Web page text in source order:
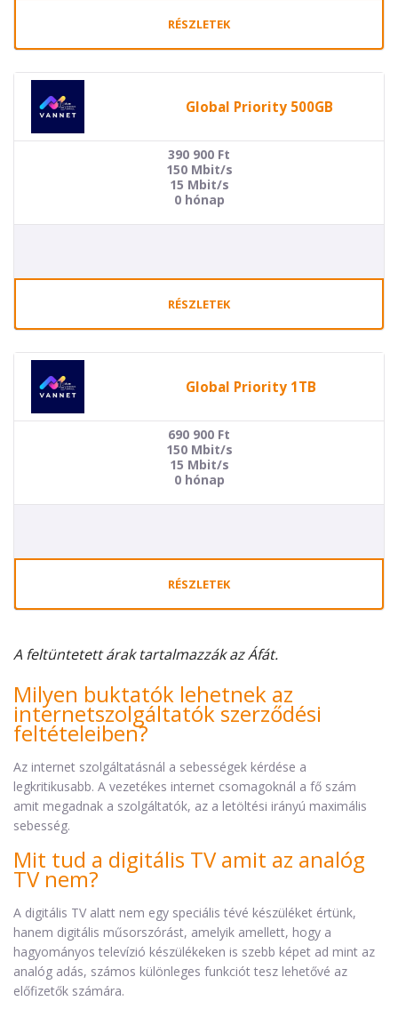
RÉSZLETEK
Global Priority 500GB
390 900 Ft
150 Mbit/s
15 Mbit/s
0 hónap
RÉSZLETEK
Global Priority 1TB
690 900 Ft
150 Mbit/s
15 Mbit/s
0 hónap
RÉSZLETEK
A feltüntetett árak tartalmazzák az Áfát.
Milyen buktatók lehetnek az
internetszolgáltatók szerződési
feltételeiben?
Az internet szolgáltatásnál a sebességek kérdése a
legkritikusabb. A vezetékes internet csomagoknál a fő szám
amit megadnak a szolgáltatók, az a letöltési irányú maximális
sebesség.
Mit tud a digitális TV amit az analóg
TV nem?
A digitális TV alatt nem egy speciális tévé készüléket értünk,
hanem digitális műsorszórást, amelyik amellett, hogy a
hagyományos televízió készülékeken is szebb képet ad mint az
analóg adás, számos különleges funkciót tesz lehetővé az
előfizetők számára.